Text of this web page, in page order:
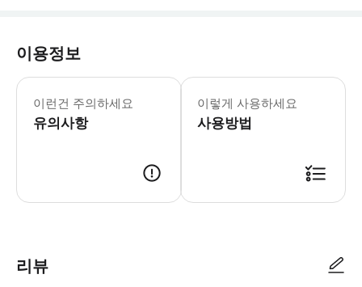
이용정보
이런건 주의하세요
유의사항
이렇게 사용하세요
사용방법
리뷰